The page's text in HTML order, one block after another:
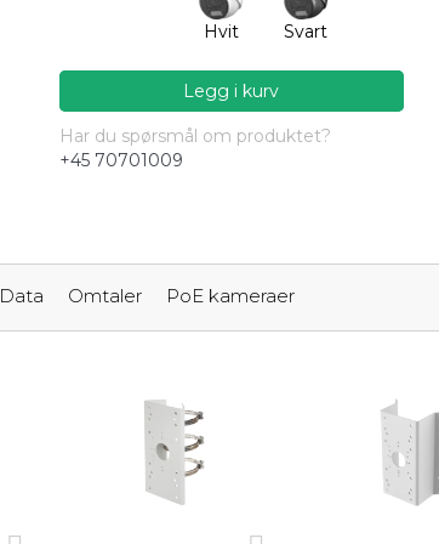
Hvit Svart
Legg i kurv
Har du spørsmål om produktet?
+45 70701009
Data Omtaler PoE kameraer